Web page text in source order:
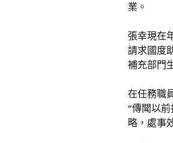
業。
張幸現在
請求國度
補充部門
在任務職
“傳聞以
略，處事